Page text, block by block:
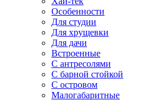
Особенности
Для студии
Для хрущевки
Для дачи
Встроенные
С антресолями
С барной стойкой
С островом
Малогабаритные